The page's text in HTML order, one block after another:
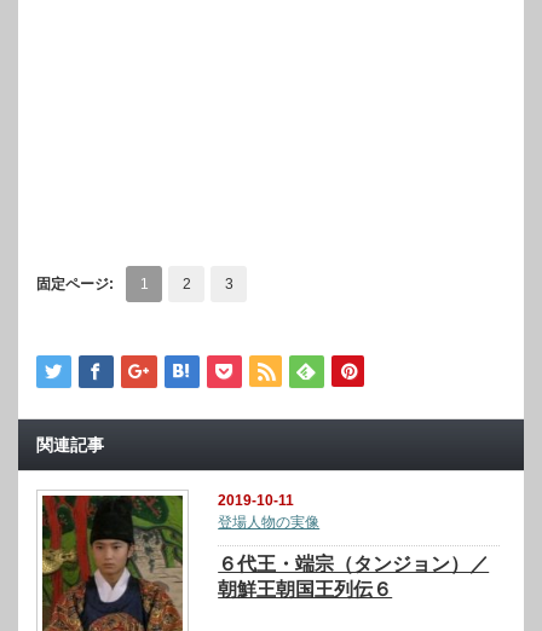
固定ページ: 1 2 3
関連記事
2019-10-11
登場人物の実像
６代王・端宗（タンジョン）／
朝鮮王朝国王列伝６